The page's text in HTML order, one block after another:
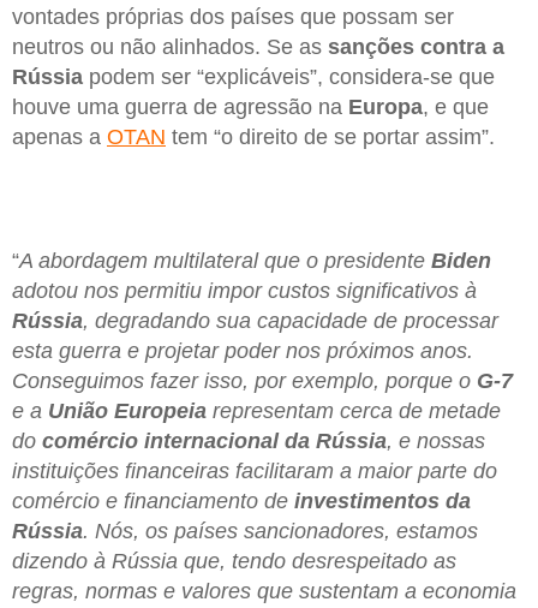
vontades próprias dos países que possam ser
neutros ou não alinhados. Se as sanções contra a
Rússia podem ser “explicáveis”, considera-se que
houve uma guerra de agressão na Europa, e que
apenas a OTAN tem “o direito de se portar assim”.
“A abordagem multilateral que o presidente Biden
adotou nos permitiu impor custos significativos à
Rússia, degradando sua capacidade de processar
esta guerra e projetar poder nos próximos anos.
Conseguimos fazer isso, por exemplo, porque o G-7
e a União Europeia representam cerca de metade
do comércio internacional da Rússia, e nossas
instituições financeiras facilitaram a maior parte do
comércio e financiamento de investimentos da
Rússia. Nós, os países sancionadores, estamos
dizendo à Rússia que, tendo desrespeitado as
regras, normas e valores que sustentam a economia